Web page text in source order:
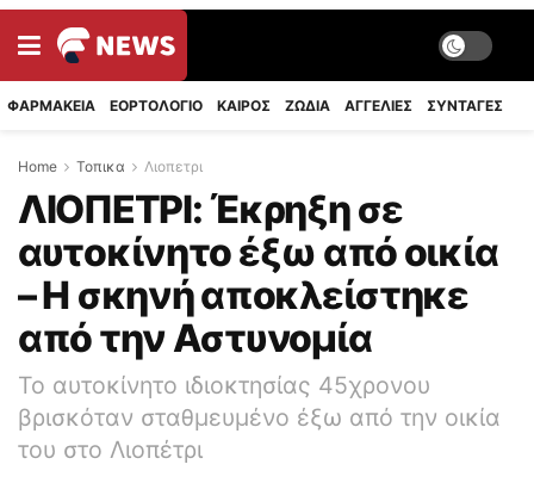
ΦΑΡΜΑΚΕΙΑ ΕΟΡΤΟΛΟΓΙΟ ΚΑΙΡΟΣ ΖΩΔΙΑ ΑΓΓΕΛΙΕΣ ΣΥΝΤΑΓΈΣ
Home Τοπικα Λιοπετρι
ΛΙΟΠΕΤΡΙ: Έκρηξη σε
αυτοκίνητο έξω από οικία
– Η σκηνή αποκλείστηκε
από την Αστυνομία
Το αυτοκίνητο ιδιοκτησίας 45χρονου
βρισκόταν σταθμευμένο έξω από την οικία
του στο Λιοπέτρι